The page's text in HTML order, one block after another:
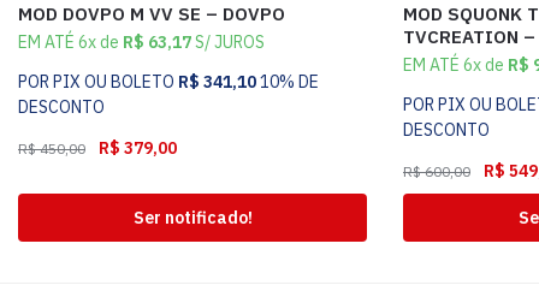
MOD DOVPO M VV SE – DOVPO
EM ATÉ 6x de R$ 63,17S/ JUROS
POR PIX OU BOLETO R$ 341,1010% DE
DESCONTO
R$450,00 R$ 379,00
Ser notificado!
MOD SQUONK
TVCREATION –
EM ATÉ 6x de R$
POR PIX OU
DESCONTO
R$600,00 R$